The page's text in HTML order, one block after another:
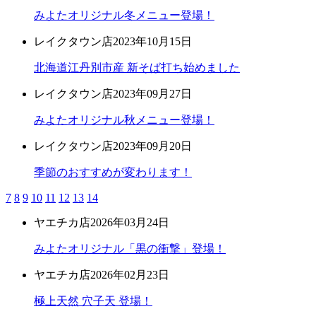
みよたオリジナル冬メニュー登場！
レイクタウン店2023年10月15日
北海道江丹別市産 新そば打ち始めました
レイクタウン店2023年09月27日
みよたオリジナル秋メニュー登場！
レイクタウン店2023年09月20日
季節のおすすめが変わります！
7 8 9 10 11 12 13 14
ヤエチカ店2026年03月24日
みよたオリジナル「黒の衝撃」登場！
ヤエチカ店2026年02月23日
極上天然 穴子天 登場！